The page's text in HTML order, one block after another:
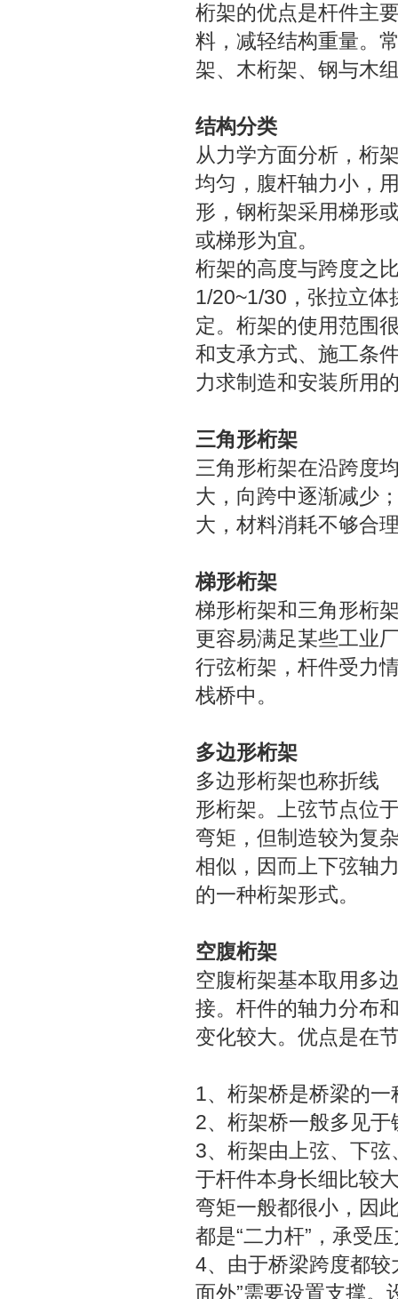
桁架的优点是杆件主
料，减轻结构重量。
架、木桁架、钢与木
结构分类
从力学方面分析，桁
均匀，腹杆轴力小，
形，钢桁架采用梯形
或梯形为宜。
桁架的高度与跨度之
1/20~1/30，张拉立
定。桁架的使用范围
和支承方式、施工条
力求制造和安装所用
三角形桁架
三角形桁架在沿跨度
大，向跨中逐渐减少
大，材料消耗不够合
梯形桁架
梯形桁架和三角形桁
更容易满足某些工业
行弦桁架，杆件受力
栈桥中。
多边形桁架
多边形桁架也称折线
形桁架。上弦节点位
弯矩，但制造较为复
相似，因而上下弦轴
的一种桁架形式。
空腹桁架
空腹桁架基本取用多
接。杆件的轴力分布
变化较大。优点是在
1、桁架桥是桥梁的一
2、桁架桥一般多见
3、桁架由上弦、下
于杆件本身长细比较
弯矩一般都很小，因
都是“二力杆”，承受
4、由于桥梁跨度都较
面外”需要设置支撑。